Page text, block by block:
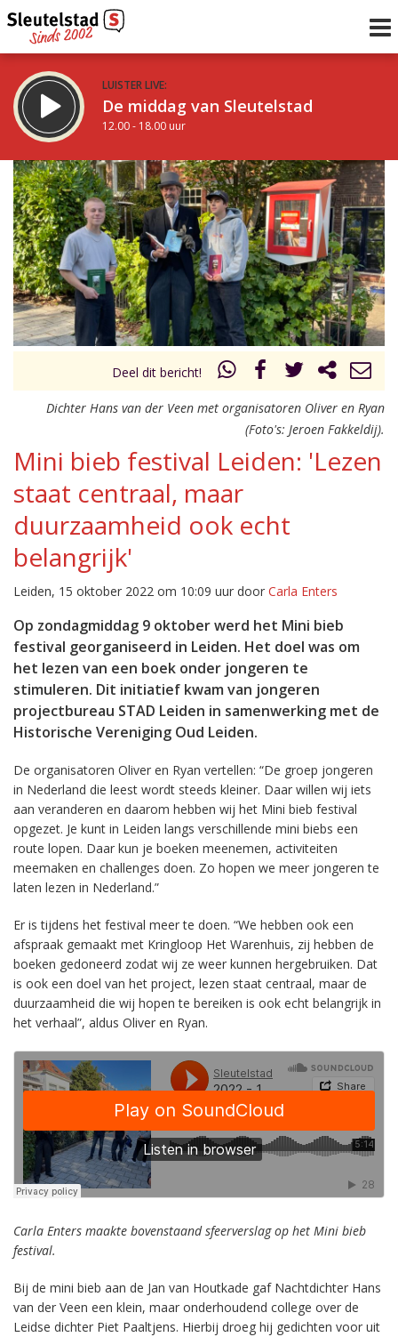
LUISTER LIVE:
De middag van Sleutelstad
12.00 - 18.00 uur
STRAKS:
De avond van Sleutelstad
18.00 - 21.00 uur
Vorig uur
uur 1 van 0 Volgend uur
Inklappen
Deel dit bericht!
Dichter Hans van der Veen met organisatoren Oliver en Ryan
(Foto's: Jeroen Fakkeldij).
Mini bieb festival Leiden: 'Lezen
staat centraal, maar
duurzaamheid ook echt
belangrijk'
Leiden, 15 oktober 2022 om 10:09 uur door Carla Enters
Op zondagmiddag 9 oktober werd het Mini bieb
festival georganiseerd in Leiden. Het doel was om
het lezen van een boek onder jongeren te
stimuleren. Dit initiatief kwam van jongeren
projectbureau STAD Leiden in samenwerking met de
Historische Vereniging Oud Leiden.
De organisatoren Oliver en Ryan vertellen: “De groep jongeren
in Nederland die leest wordt steeds kleiner. Daar willen wij iets
aan veranderen en daarom hebben wij het Mini bieb festival
opgezet. Je kunt in Leiden langs verschillende mini biebs een
route lopen. Daar kun je boeken meenemen, activiteiten
meemaken en challenges doen. Zo hopen we meer jongeren te
laten lezen in Nederland.”
Er is tijdens het festival meer te doen. “We hebben ook een
afspraak gemaakt met Kringloop Het Warenhuis, zij hebben de
boeken gedoneerd zodat wij ze weer kunnen hergebruiken. Dat
is ook een doel van het project, lezen staat centraal, maar de
duurzaamheid die wij hopen te bereiken is ook echt belangrijk in
het verhaal”, aldus Oliver en Ryan.
Carla Enters maakte bovenstaand sfeerverslag op het Mini bieb
festival.
Bij de mini bieb aan de Jan van Houtkade gaf Nachtdichter Hans
van der Veen een klein, maar onderhoudend college over de
Leidse dichter Piet Paaltjens. Hierbij droeg hij gedichten voor uit